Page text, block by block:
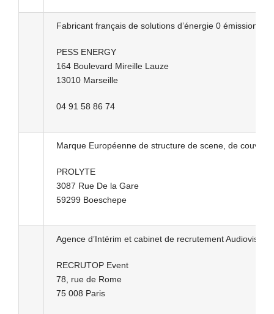
Fabricant français de solutions d’énergie 0 émission
PESS ENERGY
164 Boulevard Mireille Lauze
13010 Marseille
04 91 58 86 74
Marque Européenne de structure de scene, de
PROLYTE
3087 Rue De la Gare
59299 Boeschepe
Agence d’Intérim et cabinet de recrutement Audiovisuel.
RECRUTOP Event
78, rue de Rome
75 008 Paris